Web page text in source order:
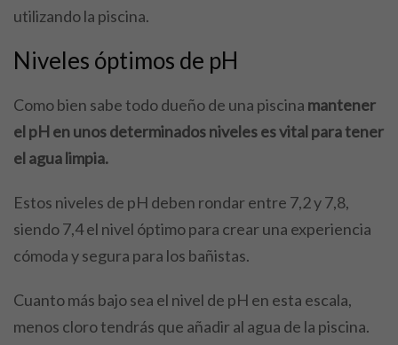
utilizando la piscina.
Niveles óptimos de pH
Como bien sabe todo dueño de una piscina mantener
el pH en unos determinados niveles es vital para tener
el agua limpia.
Estos niveles de pH deben rondar entre 7,2 y 7,8,
siendo 7,4 el nivel óptimo para crear una experiencia
cómoda y segura para los bañistas.
Cuanto más bajo sea el nivel de pH en esta escala,
menos cloro tendrás que añadir al agua de la piscina.